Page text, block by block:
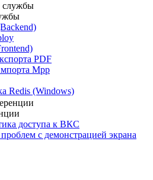
службы
PDF
Mpp
Redis (Windows)
доступа к ВКС
с демонстрацией экрана